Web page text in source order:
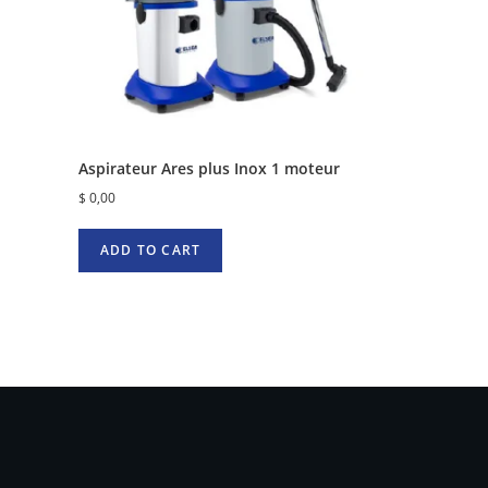
Aspirateur Ares plus Inox 1 moteur
$ 0,00
ADD TO CART